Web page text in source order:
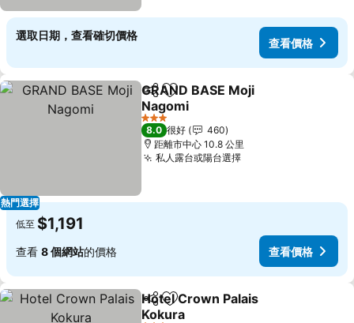
選取日期，查看確切價格
查看價格
熱門選擇
分享 放到收藏夾
GRAND BASE Moji
Nagomi
3 星級
8.0 很好
460
距離市中心 10.8 公里
私人露台或陽台選擇
低至 $1,191
查看 8 個網站的價格 查看價格
分享 放到收藏夾
Hotel Crown Palais
Kokura